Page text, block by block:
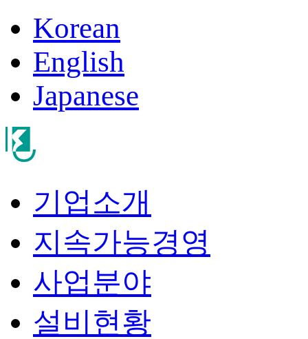
Korean
English
Japanese
기업소개
지속가능경영
사업분야
설비현황